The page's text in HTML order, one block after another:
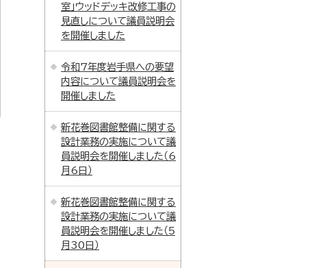
室」ウッドデッキ改修工事の
見直しについて議員説明会
を開催しました
令和7年度岩手県への要望
内容について議員説明会を
開催しました
新花巻図書館整備に関する
設計業務の実施について議
員説明会を開催しました（6
月6日）
新花巻図書館整備に関する
設計業務の実施について議
員説明会を開催しました（5
月30日）